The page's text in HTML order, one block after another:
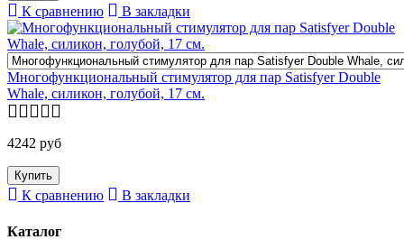
К сравнению В закладки
Многофункциональный стимулятор для пар Satisfyer Double
Whale, силикон, голубой, 17 см.
4242 руб
К сравнению В закладки
Каталог